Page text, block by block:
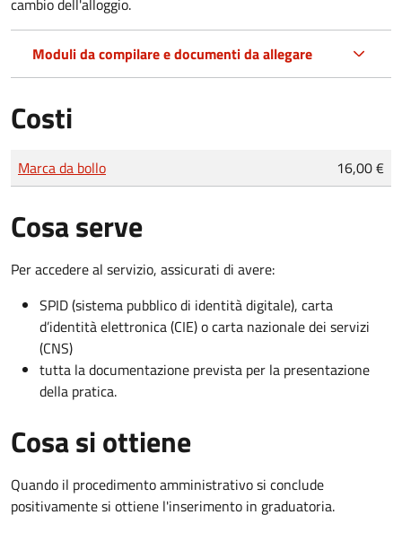
Moduli da compilare e documenti da allegare
Costi
Tipo di pagamento
Importo
Marca da bollo 16,00 €
Cosa serve
Per accedere al servizio, assicurati di avere:
SPID (sistema pubblico di identità digitale), carta
d’identità elettronica (CIE) o carta nazionale dei servizi
(CNS)
tutta la documentazione prevista per la presentazione
della pratica.
Cosa si ottiene
Quando il procedimento amministrativo si conclude
positivamente si ottiene l'inserimento in graduatoria.